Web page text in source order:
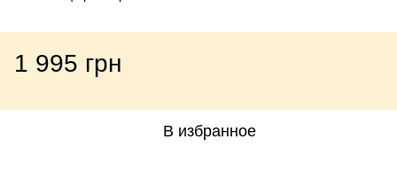
1 995 грн
В избранное